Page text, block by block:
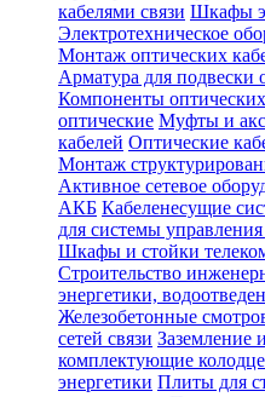
кабелями связи Шкафы
Электротехническое
Монтаж оптических
Арматура для подвески
Компоненты оптических
оптические Муфты и
кабелей Оптические
Монтаж
Активное сетевое
АКБ Кабеленесущие
для системы
Шкафы и стойки
Строительство
энергетики,
Железобетонные
сетей связи Заземление
комплектующие
энергетики Плиты для